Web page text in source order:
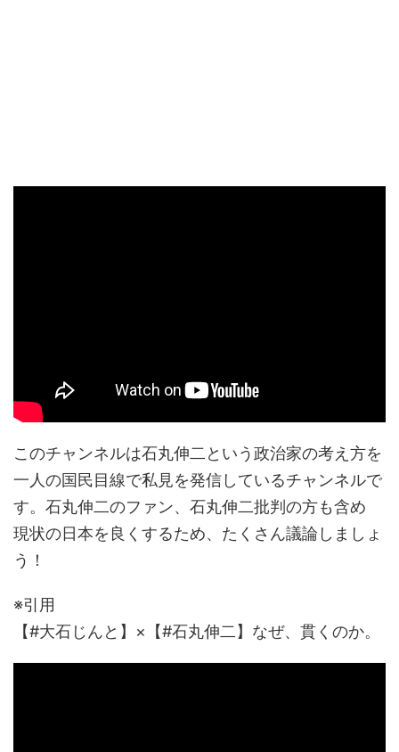
このチャンネルは石丸伸二という政治家の考え方を
一人の国民目線で私見を発信しているチャンネルで
す。石丸伸二のファン、石丸伸二批判の方も含め
現状の日本を良くするため、たくさん議論しましょ
う！
※引用
【#大石じんと】×【#石丸伸二】なぜ、貫くのか。